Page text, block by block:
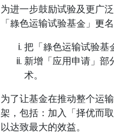
为进一步鼓励试验及更广
「綠色运输试验基金」更
把「綠色运输试验基
新增「应用申请」部
术。
为了让基金在推动整个运
架，包括：加入「择优而
以达致最大的效益。